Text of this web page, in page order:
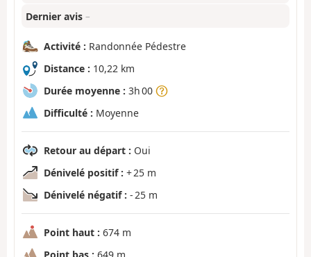
Dernier avis –
Activité : Randonnée Pédestre
Distance : 10,22 km
Durée moyenne : 3h 00
Difficulté : Moyenne
Retour au départ : Oui
Dénivelé positif : + 25 m
Dénivelé négatif : - 25 m
Point haut : 674 m